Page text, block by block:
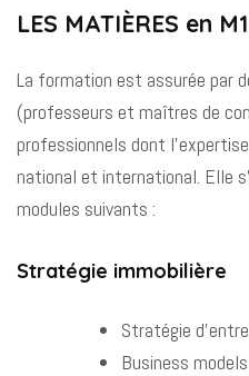
LES MATIÈRES en
La formation est assurée par
(professeurs et maîtres de
professionnels dont
national et international. Elle
modules suivants :
Stratégie immobilière
Stratégie
Business